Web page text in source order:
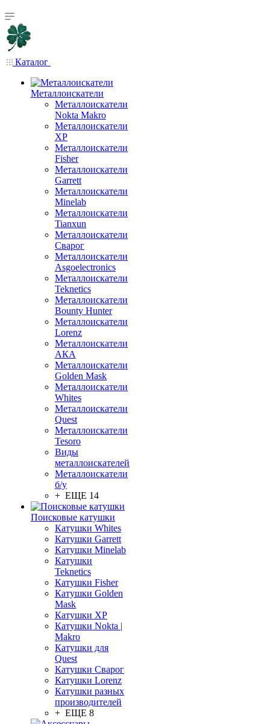
Каталог
Металлоискатели
Металлоискатели
Nokta Makro
Металлоискатели
XP
Металлоискатели
Fisher
Металлоискатели
Garrett
Металлоискатели
Minelab
Металлоискатели
Tianxun
Металлоискатели
Сварог
Металлоискатели
Asgoelectronics
Металлоискатели
Teknetics
Металлоискатели
Bounty Hunter
Металлоискатели
Lorenz
Металлоискатели
АКА
Металлоискатели
Golden Mask
Металлоискатели
Whites
Металлоискатели
Quest
Металлоискатели
Tesoro
Виды
металлоискателей
Металлоискатели
б/у
+ ЕЩЕ 14
Поисковые катушки
Катушки Whites
Катушки Garrett
Катушки Minelab
Катушки
Teknetics
Катушки Fisher
Катушки Golden
Mask
Катушки XP
Катушки Nokta |
Makro
Катушки для
Quest
Катушки Сварог
Катушки Lorenz
Катушки разных
производителей
+ ЕЩЕ 8